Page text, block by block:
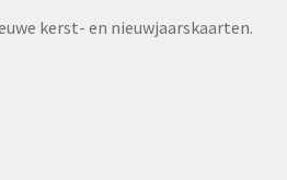
kerst- en nieuwjaarskaarten.